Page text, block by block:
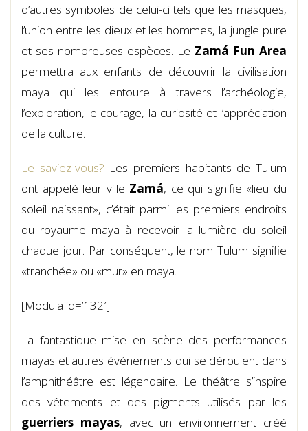
d’autres symboles de celui-ci tels que les masques,
l’union entre les dieux et les hommes, la jungle pure
et ses nombreuses espèces. Le Zamá Fun Area
permettra aux enfants de découvrir la civilisation
maya qui les entoure à travers l’archéologie,
l’exploration, le courage, la curiosité et l’appréciation
de la culture.
Le saviez-vous? Les premiers habitants de Tulum
ont appelé leur ville Zamá, ce qui signifie «lieu du
soleil naissant», c’était parmi les premiers endroits
du royaume maya à recevoir la lumière du soleil
chaque jour. Par conséquent, le nom Tulum signifie
«tranchée» ou «mur» en maya.
[Modula id=’132′]
La fantastique mise en scène des performances
mayas et autres événements qui se déroulent dans
l’amphithéâtre est légendaire. Le théâtre s’inspire
des vêtements et des pigments utilisés par les
guerriers mayas, avec un environnement créé